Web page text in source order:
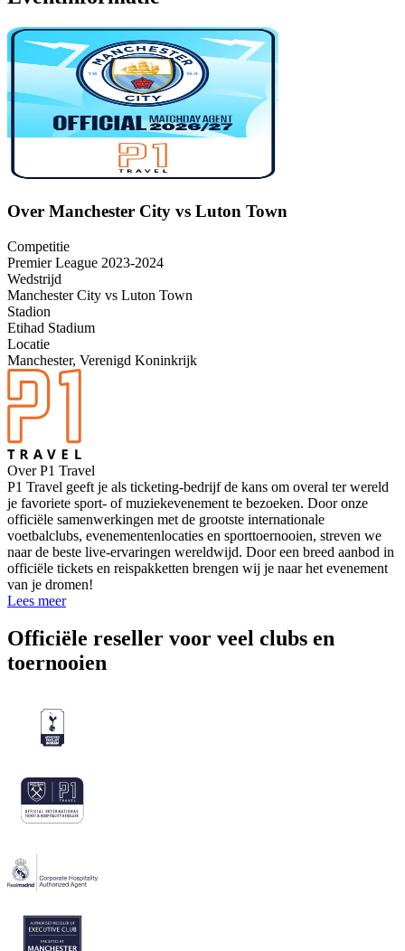
Over Manchester City vs Luton Town
Competitie
Premier League 2023-2024
Wedstrijd
Manchester City vs Luton Town
Stadion
Etihad Stadium
Locatie
Manchester, Verenigd Koninkrijk
Over P1 Travel
P1 Travel geeft je als ticketing-bedrijf de kans om overal ter wereld
je favoriete sport- of muziekevenement te bezoeken. Door onze
officiële samenwerkingen met de grootste internationale
voetbalclubs, evenementenlocaties en sporttoernooien, streven we
naar de beste live-ervaringen wereldwijd. Door een breed aanbod in
officiële tickets en reispakketten brengen wij je naar het evenement
van je dromen!
Lees meer
Officiële reseller voor veel clubs en
toernooien